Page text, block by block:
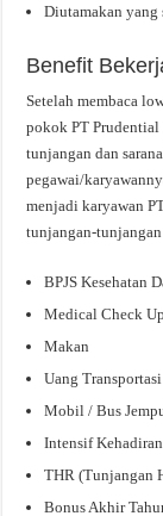
Diutamakan yang
Benefit
Setelah membaca
pokok PT Prudential
tunjangan dan
pegawai/
menjadi karyawan
tunjangan-
BPJS Kesehatan
Medical Check
Makan
Uang Transportasi
Mobil / Bus
Intensif Kehadiran
THR (Tunjangan
Bonus Akhir